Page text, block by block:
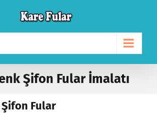
Şifon Fular İmalatı
Fular